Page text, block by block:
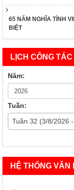
65 NĂM NGHĨA TÌNH
BIỆT
LỊCH CÔNG TÁC
Năm:
Tuần:
Tuần 32 (3/8/2026
HỆ THỐNG VĂN
Kế Hoạch Triển
60/KH-TƯHCTĐ
Kế Hoạch Triển